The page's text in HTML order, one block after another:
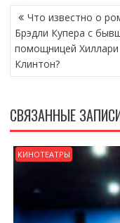
НАВИГАЦИЯ
ПО
ЗАПИСЯМ
Что известно о
Брэдли Купера с
помощницей Хиллари
Клинтон?
СВЯЗАННЫЕ
КИНОТЕАТРЫ